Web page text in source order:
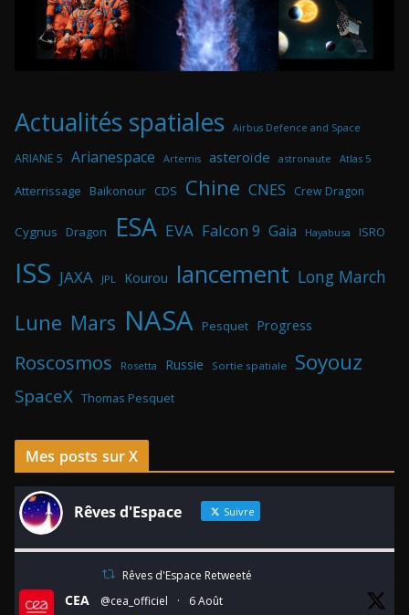
Actualités spatiales Airbus Defence and Space
ARIANE 5 Arianespace Artemis asteroïde astronaute Atlas 5
Atterrissage Baikonour CDS Chine CNES Crew Dragon
Cygnus Dragon ESA EVA Falcon 9 Gaia Hayabusa ISRO
ISS JAXA JPL Kourou lancement Long March
Lune Mars NASA Pesquet Progress
Roscosmos Rosetta Russie Sortie spatiale Soyouz
SpaceX Thomas Pesquet
Mes posts sur X
Rêves d'Espace Suivre
Rêves d'Espace Retweeté
CEA @cea_officiel · 6 Août